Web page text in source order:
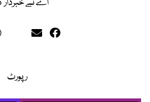
اے نے خبردار
رپورٹ